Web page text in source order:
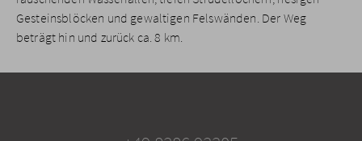
Gesteinsblöcken und gewaltigen Felswänden. Der Weg
beträgt hin und zurück ca. 8 km.